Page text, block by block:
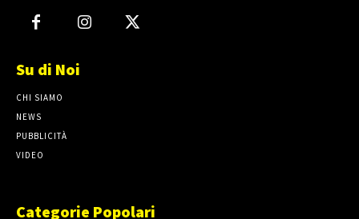
Su di Noi
CHI SIAMO
NEWS
PUBBLICITÀ
VIDEO
Categorie Popolari